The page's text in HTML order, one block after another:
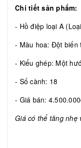
Chi tiết sản phẩm:
- Hồ điệp loại A
- Màu hoa: Đột biến
- Kiểu ghép: Một
- Số cành: 18
- Giá bán:
Giá có thể tăng nhẹ